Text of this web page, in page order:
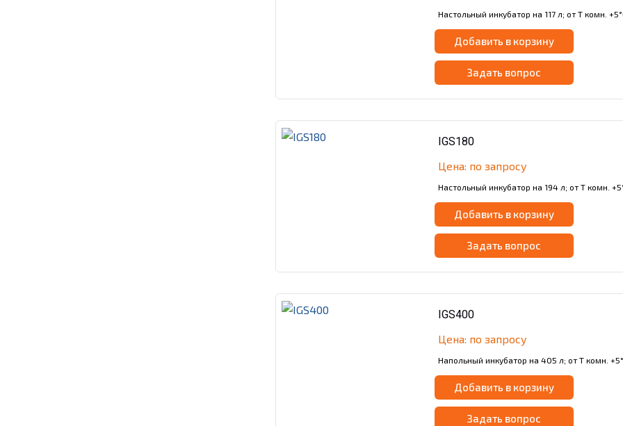
Настольный инкубатор на 117 л; от Т комн.
Добавить в корзину
Задать вопрос
IGS180
Цена: по запросу
Настольный инкубатор на 194 л; от Т комн.
Добавить в корзину
Задать вопрос
IGS400
Цена: по запросу
Напольный инкубатор на 405 л; от Т комн.
Добавить в корзину
Задать вопрос